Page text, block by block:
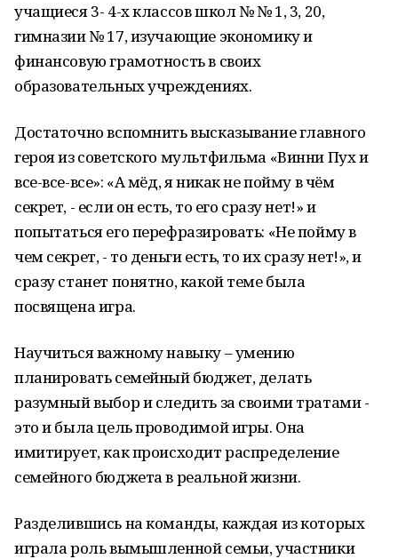
учащиеся 3- 4-х классов школ № № 1, 3, 20,
гимназии № 17, изучающие экономику и
финансовую грамотность в своих
образовательных учреждениях.
Достаточно вспомнить высказывание главного
героя из советского мультфильма «Винни Пух и
все-все-все»: «А мёд, я никак не пойму в чём
секрет, - если он есть, то его сразу нет!» и
попытаться его перефразировать: «Не пойму в
чем секрет, - то деньги есть, то их сразу нет!», и
сразу станет понятно, какой теме была
посвящена игра.
Научиться важному навыку – умению
планировать семейный бюджет, делать
разумный выбор и следить за своими тратами -
это и была цель проводимой игры. Она
имитирует, как происходит распределение
семейного бюджета в реальной жизни.
Разделившись на команды, каждая из которых
играла роль вымышленной семьи, участники